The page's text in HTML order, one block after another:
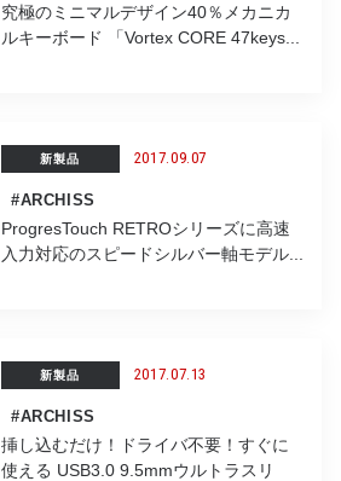
究極のミニマルデザイン40％メカニカ
ルキーボード 「Vortex CORE 47keys...
新製品 2017.09.07
#ARCHISS
ProgresTouch RETROシリーズに高速
入力対応のスピードシルバー軸モデル...
新製品 2017.07.13
#ARCHISS
挿し込むだけ！ドライバ不要！すぐに
使える USB3.0 9.5mmウルトラスリ